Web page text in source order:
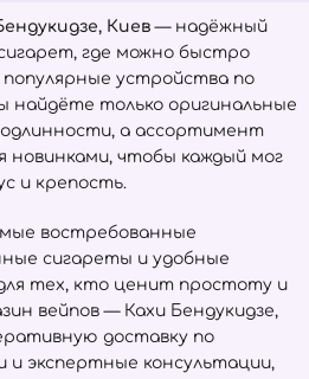
Киев — надёжный
где можно быстро
популярные устройства по
найдёте только оригинальные
а ассортимент
новинками, чтобы каждый мог
и крепость.
востребованные
сигареты и удобные
тех, кто ценит простоту и
вейпов — Кахи Бендукидзе,
доставку по
и экспертные консультации,